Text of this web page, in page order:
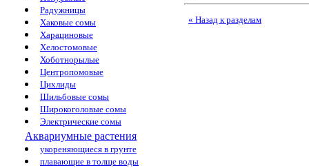
Радужницы
Хаковые сомы
Харациновые
Хелостомовые
Хоботнорылые
Центропомовые
Цихлиды
Шильбовые сомы
Широкоголовые сомы
Электрические сомы
Аквариумные растения
укореняющиеся в грунте
плавающие в толще воды
« Назад к разделам